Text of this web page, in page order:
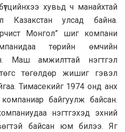
хувьд ч манайхтай
Казакстан улсад байна.
Монгол” шиг компани
төрийн өмчийн
Маш амжилттай нэгтгэл
төгөлдөр жишиг гэвэл
Тимасекийг 1974 онд анх
байгуулж байсан.
нэгтгэхэд эхний
байсан юм билээ. Яг